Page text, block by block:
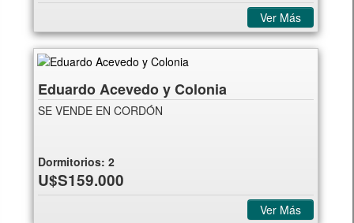
Ver Más
Eduardo Acevedo y Colonia
SE VENDE EN CORDÓN
Dormitorios:2
U$S159.000
Ver Más